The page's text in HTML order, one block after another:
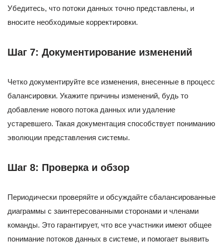
Убедитесь, что потоки данных точно представлены, и
вносите необходимые корректировки.
Шаг 7: Документирование изменений
Четко документируйте все изменения, внесенные в процесс
балансировки. Укажите причины изменений, будь то
добавление нового потока данных или удаление
устаревшего. Такая документация способствует пониманию
эволюции представления системы.
Шаг 8: Проверка и обзор
Периодически проверяйте и обсуждайте сбалансированные
диаграммы с заинтересованными сторонами и членами
команды. Это гарантирует, что все участники имеют общее
понимание потоков данных в системе, и помогает выявить